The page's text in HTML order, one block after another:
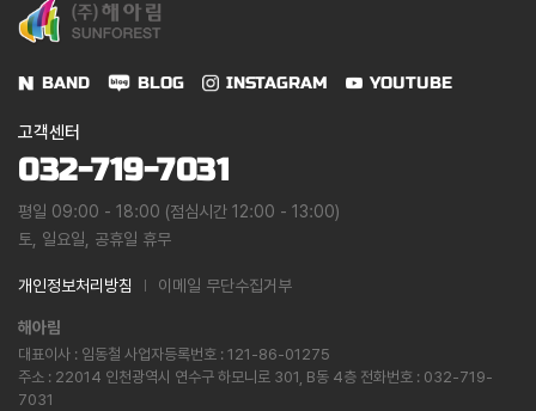
BAND BLOG INSTAGRAM YOUTUBE
고객센터
032-719-7031
평일 09:00 - 18:00 (점심시간 12:00 - 13:00)
토, 일요일, 공휴일 휴무
개인정보처리방침 이메일 무단수집거부
해아림
대표이사 : 임동철 사업자등록번호 : 121-86-01275
주소 : 22014 인천광역시 연수구 하모니로 301, B동 4층 전화번호 : 032-719-
7031